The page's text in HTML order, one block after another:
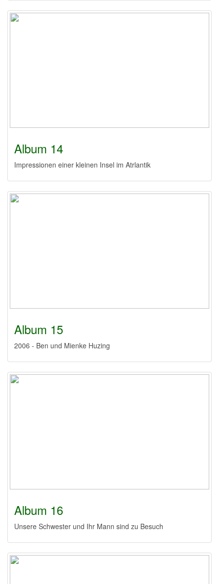
Album 14
Impressionen einer kleinen Insel im Atrlantik
Album 15
2006 - Ben und Mienke Huzing
Album 16
Unsere Schwester und Ihr Mann sind zu Besuch